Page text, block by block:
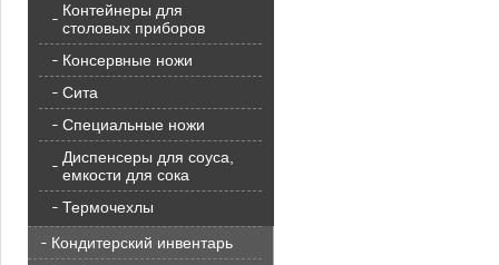
Контейнеры для
столовых приборов
Консервные ножи
Сита
Специальные ножи
Диспенсеры для соуса,
емкости для сока
Термочехлы
Кондитерский инвентарь